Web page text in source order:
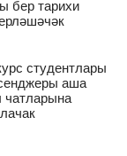
бер тарихи
студентлары
аша
чатларына